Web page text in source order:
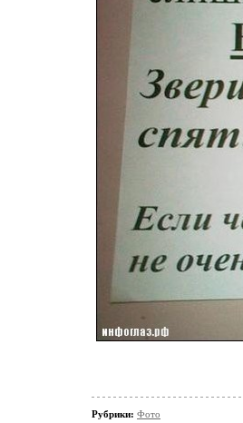
Рубрики: Фото